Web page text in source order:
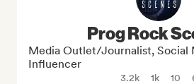
Prog Rock
Media Outlet/Journalist, Social
Influencer
3.2k 1k 10